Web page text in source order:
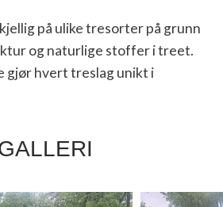
på ulike tresorter på grunn
og naturlige stoffer i treet.
gjør hvert treslag unikt i